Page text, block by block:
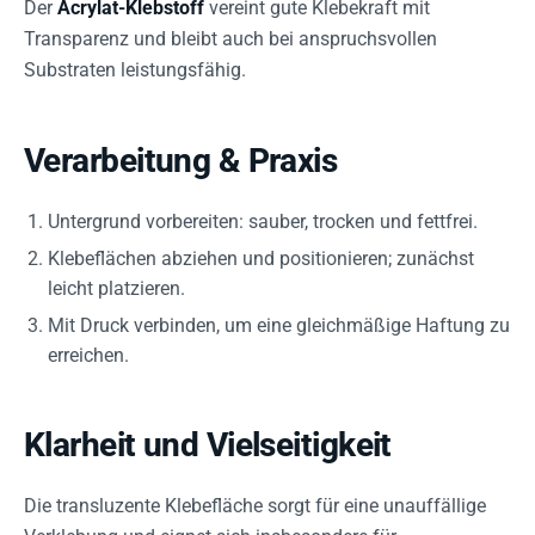
DerAcrylat-Klebstoff vereint gute Klebekraft mit
Transparenz und bleibt auch bei anspruchsvollen
Substraten leistungsfähig.
Verarbeitung & Praxis
Untergrund vorbereiten: sauber, trocken und fettfrei.
Klebeflächen abziehen und positionieren; zunächst
leicht platzieren.
Mit Druck verbinden, um eine gleichmäßige Haftung zu
erreichen.
Klarheit und Vielseitigkeit
Die transluzente Klebefläche sorgt für eine unauffällige